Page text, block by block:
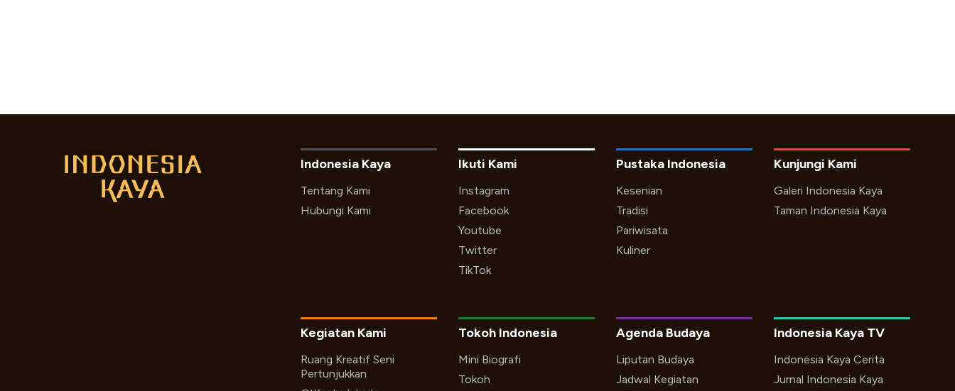
Indonesia Kaya
Tentang Kami
Hubungi Kami
Ikuti Kami
Instagram
Facebook
Youtube
Twitter
TikTok
Kegiatan Kami
Ruang Kreatif Seni
Pertunjukkan
Kunjungi Kami
Galeri Indonesia Kaya
Taman Indonesia Kaya
Pustaka Indonesia
Kesenian
Tradisi
Pariwisata
Kuliner
Tokoh Indonesia
Mini Biografi
Tokoh
Indonesia Kaya TV
Indonesia Kaya Cerita
Jurnal Indonesia Kaya
Agenda Budaya
Liputan Budaya
Jadwal Kegiatan